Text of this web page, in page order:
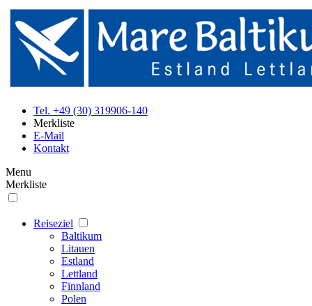
Tel. +49 (30) 319906-140
Merkliste
E-Mail
Kontakt
Menu
Merkliste
Reiseziel
Baltikum
Litauen
Estland
Lettland
Finnland
Polen